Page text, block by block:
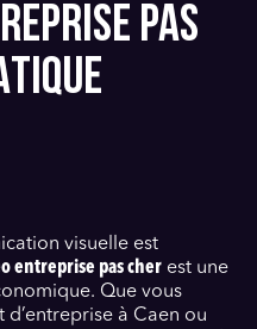
PAS
visuelle est
entreprise pas cher est une
Que vous
à Caen ou